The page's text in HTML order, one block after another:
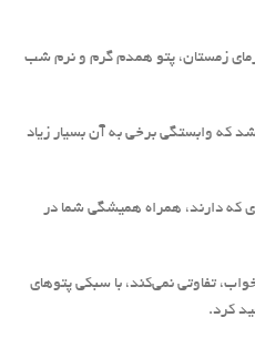
زمستان، پتو همدم گرم و نرم شب
که وابستگی برخی به آن بسیار زیاد
که دارند، همراه همیشگی شما در
تفاوتی نمی‌کند، با سبکی پتوهای
کرد.